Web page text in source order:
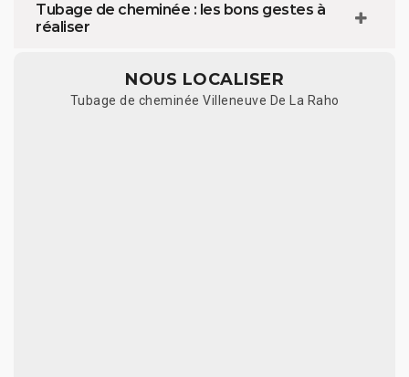
Tubage de cheminée : les bons gestes à
réaliser
NOUS LOCALISER
Tubage de cheminée Villeneuve De La Raho